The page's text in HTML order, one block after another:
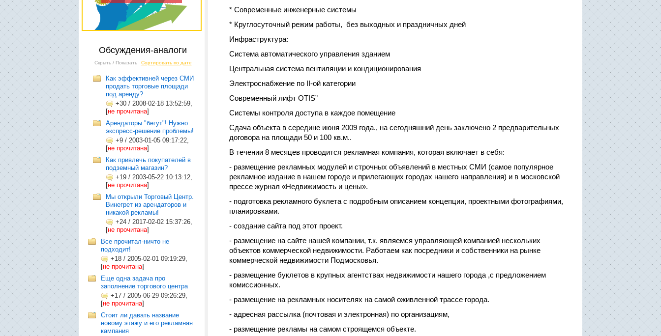
Обсуждения-аналоги
Скрыть / Показать Сортировать по дате
Как эффективней через СМИ
продать торговые площади
под аренду?
+30 / 2008-02-18 13:52:59,
[не прочитана]
Арендаторы "бегут"! Нужно
экспресс-решение проблемы!
+9 / 2003-01-05 09:17:22,
[не прочитана]
Как привлечь покупателей в
подземный магазин?
+19 / 2003-05-22 10:13:12,
[не прочитана]
Мы открыли Торговый Центр.
Винегрет из арендаторов и
никакой рекламы!
+24 / 2017-02-02 15:37:26,
[не прочитана]
Все прочитал-ничто не
подходит!
+18 / 2005-02-01 09:19:29,
[не прочитана]
Еще одна задача про
заполнение торгового центра
+17 / 2005-06-29 09:26:29,
[не прочитана]
Стоит ли давать название
новому этажу и его рекламная
кампания
* Современные инженерные системы
* Круглосуточный режим работы, без выходных и праздничных дней
Инфраструктура:
Система автоматического управления зданием
Центральная система вентиляции и кондиционирования
Электроснабжение по II-ой категории
Современный лифт OTIS”
Системы контроля доступа в каждое помещение
Сдача объекта в середине июня 2009 года., на сегодняшний день заключено 2 предварительных
договора на площади 50 и 100 кв.м..
В течении 8 месяцев проводится рекламная компания, которая включает в себя:
- размещение рекламных модулей и строчных объявлений в местных СМИ (самое популярное
рекламное издание в нашем городе и прилегающих городах нашего направления) и в московской
прессе журнал «Недвижимость и цены».
- подготовка рекламного буклета с подробным описанием концепции, проектными фотографиями,
планировками.
- создание сайта под этот проект.
- размещение на сайте нашей компании, т.к. являемся управляющей компанией нескольких
объектов коммерческой недвижимости. Работаем как посредники и собственники на рынке
коммерческой недвижимости Подмосковья.
- размещение буклетов в крупных агентствах недвижимости нашего города ,с предложением
комиссионных.
- размещение на рекламных носителях на самой оживленной трассе города.
- адресная рассылка (почтовая и электронная) по организациям,
- размещение рекламы на самом строящемся объекте.